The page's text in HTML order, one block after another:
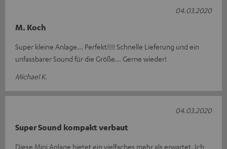
M. Koch
Super kleine Anlage... Perfekt!!!! Schnelle Lieferung und ein
unfassbarer Sound für die Größe... Gerne wieder!
Michael K.
04.03.2020
Super Sound kompakt verbaut
Diese Mini Anlage bietet ein vielfaches mehr als erwartet. Ich
04.03.2020